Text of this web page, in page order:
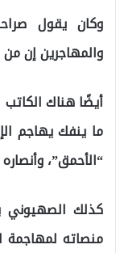
وكان يقول
والمهاجرين إن
أيضًا هناك
ما ينفك يهاجم
“الأحمق”،
كذلك الصهيوني
منصاته لمهاجمة